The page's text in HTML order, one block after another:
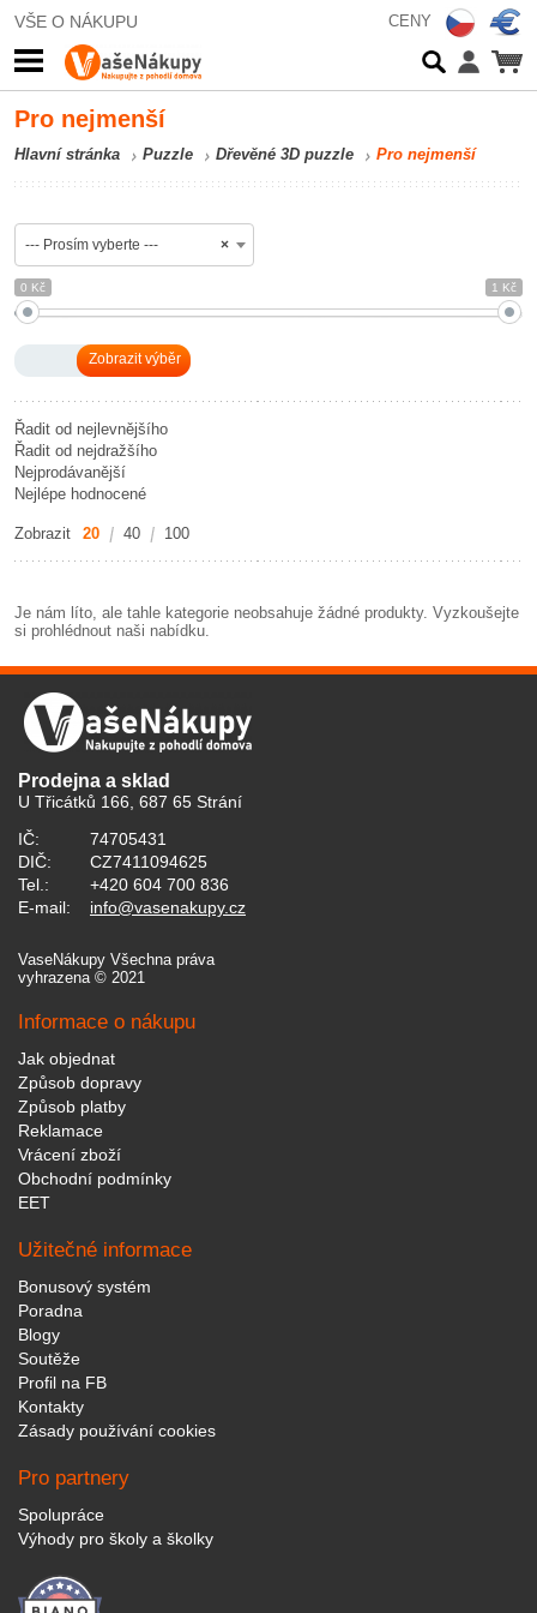
VŠE O NÁKUPU CENY
Pro nejmenší
Hlavní stránka Puzzle Dřevěné 3D puzzle Pro nejmenší
×
--- Prosím vyberte ---
0 Kč 1 Kč
Řadit od nejlevnějšího
Řadit od nejdražšího
Nejprodávanější
Nejlépe hodnocené
Zobrazit 20 40 100
Je nám líto, ale tahle kategorie neobsahuje žádné produkty. Vyzkoušejte
si prohlédnout naši nabídku.
Prodejna a sklad
U Třicátků 166, 687 65 Strání
IČ:
74705431
DIČ:
CZ7411094625
Tel.:
+420 604 700 836
E-mail:
info@vasenakupy.cz
VaseNákupy Všechna práva
vyhrazena © 2021
Informace o nákupu
Jak objednat
Způsob dopravy
Způsob platby
Reklamace
Vrácení zboží
Obchodní podmínky
EET
Užitečné informace
Bonusový systém
Poradna
Blogy
Soutěže
Profil na FB
Kontakty
Zásady používání cookies
Pro partnery
Spolupráce
Výhody pro školy a školky